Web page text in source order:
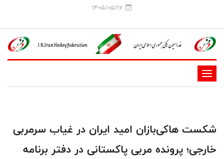
1405/05/17
-
-
-
-
شکست هاکی‌بازان امید ایران در غیاب سرمربی
خارجی؛ پرونده مربی پاکستانی در دفتر برنامه